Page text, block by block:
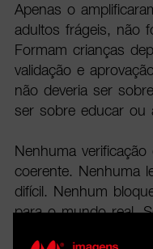
Apenas o
adultos frágeis, não
Formam crianças
validação e
não deveria ser
ser sobre educar ou
Nenhuma
coerente. Nenhuma
difícil. Nenhum
para o mundo real.